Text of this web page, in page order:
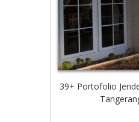
39+ Portofolio